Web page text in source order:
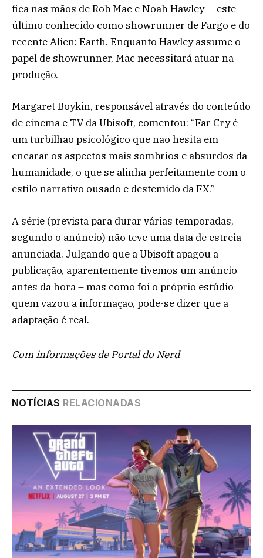
fica nas mãos de Rob Mac e Noah Hawley — este
último conhecido como showrunner de Fargo e do
recente Alien: Earth. Enquanto Hawley assume o
papel de showrunner, Mac necessitará atuar na
produção.
Margaret Boykin, responsável através do conteúdo
de cinema e TV da Ubisoft, comentou: “Far Cry é
um turbilhão psicológico que não hesita em
encarar os aspectos mais sombrios e absurdos da
humanidade, o que se alinha perfeitamente com o
estilo narrativo ousado e destemido da FX.”
A série (prevista para durar várias temporadas,
segundo o anúncio) não teve uma data de estreia
anunciada. Julgando que a Ubisoft apagou a
publicação, aparentemente tivemos um anúncio
antes da hora – mas como foi o próprio estúdio
quem vazou a informação, pode-se dizer que a
adaptação é real.
Com informações de Portal do Nerd
NOTÍCIAS RELACIONADAS